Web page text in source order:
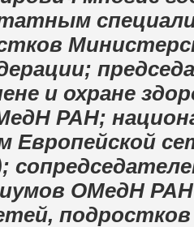
и охране
РАН;
Европейской
ОМедН